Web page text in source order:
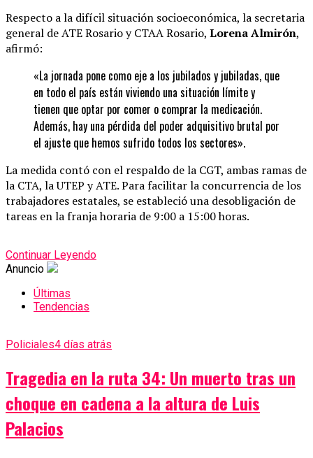
Respecto a la difícil situación socioeconómica, la secretaria
general de ATE Rosario y CTAA Rosario, Lorena Almirón,
afirmó:
«La jornada pone como eje a los jubilados y jubiladas, que
en todo el país están viviendo una situación límite y
tienen que optar por comer o comprar la medicación.
Además, hay una pérdida del poder adquisitivo brutal por
el ajuste que hemos sufrido todos los sectores».
La medida contó con el respaldo de la CGT, ambas ramas de
la CTA, la UTEP y ATE. Para facilitar la concurrencia de los
trabajadores estatales, se estableció una desobligación de
tareas en la franja horaria de 9:00 a 15:00 horas.
Continuar Leyendo
Anuncio
Últimas
Tendencias
Policiales4 días atrás
Tragedia en la ruta 34: Un muerto tras un
choque en cadena a la altura de Luis
Palacios